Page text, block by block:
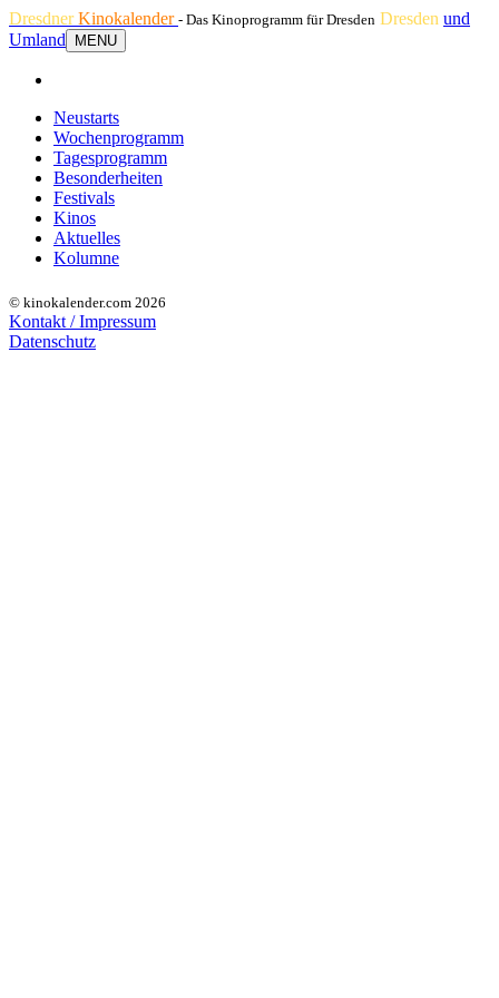
DresdnerKinokalender - Das Kinoprogramm für Dresden Dresden und
Umland
MENU
Neustarts
Wochenprogramm
Tagesprogramm
Besonderheiten
Festivals
Kinos
Aktuelles
Kolumne
© kinokalender.com 2026
Kontakt / Impressum
Datenschutz